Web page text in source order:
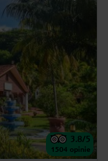
3.8/5
1504 opinie